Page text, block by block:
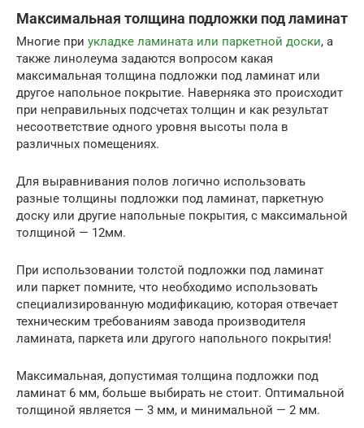
Максимальная толщина подложки под ламинат
Многие при укладке ламината или паркетной доски, а
также линолеума задаются вопросом какая
максимальная толщина подложки под ламинат или
другое напольное покрытие. Наверняка это происходит
при неправильных подсчетах толщин и как результат
несоответствие одного уровня высоты пола в
различных помещениях.
Для выравнивания полов логично использовать
разные толщины подложки под ламинат, паркетную
доску или другие напольные покрытия, с максимальной
толщиной — 12мм.
При использовании толстой подложки под ламинат
или паркет помните, что необходимо использовать
специализированную модификацию, которая отвечает
техническим требованиям завода производителя
ламината, паркета или другого напольного покрытия!
Максимальная, допустимая толщина подложки под
ламинат 6 мм, больше выбирать не стоит. Оптимальной
толщиной является — 3 мм, и минимальной — 2 мм.